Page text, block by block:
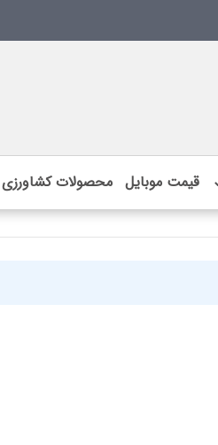
قیمت موبایل محصولات کشاورزی